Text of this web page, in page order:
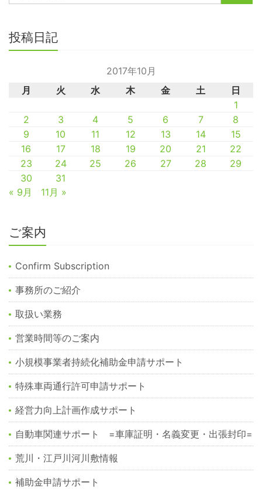
投稿日記
2017年10月
月
火 水 木 金 土
日
1
2
3 4 5 6 7
8
9
10 11 12 13 14
15
16
17 18 19 20 21
22
23
24 25 26 27 28
29
30
31
« 9月
11月 »
ご案内
Confirm Subscription
事務所のご紹介
取扱い業務
営業時間等のご案内
小規模事業者持続化補助金申請サポート
特殊車両通行許可申請サポート
経営力向上計画作成サポート
自動車関連サポート =車庫証明・名義変更・出張封印=
荒川・江戸川河川敷情報
補助金申請サポート